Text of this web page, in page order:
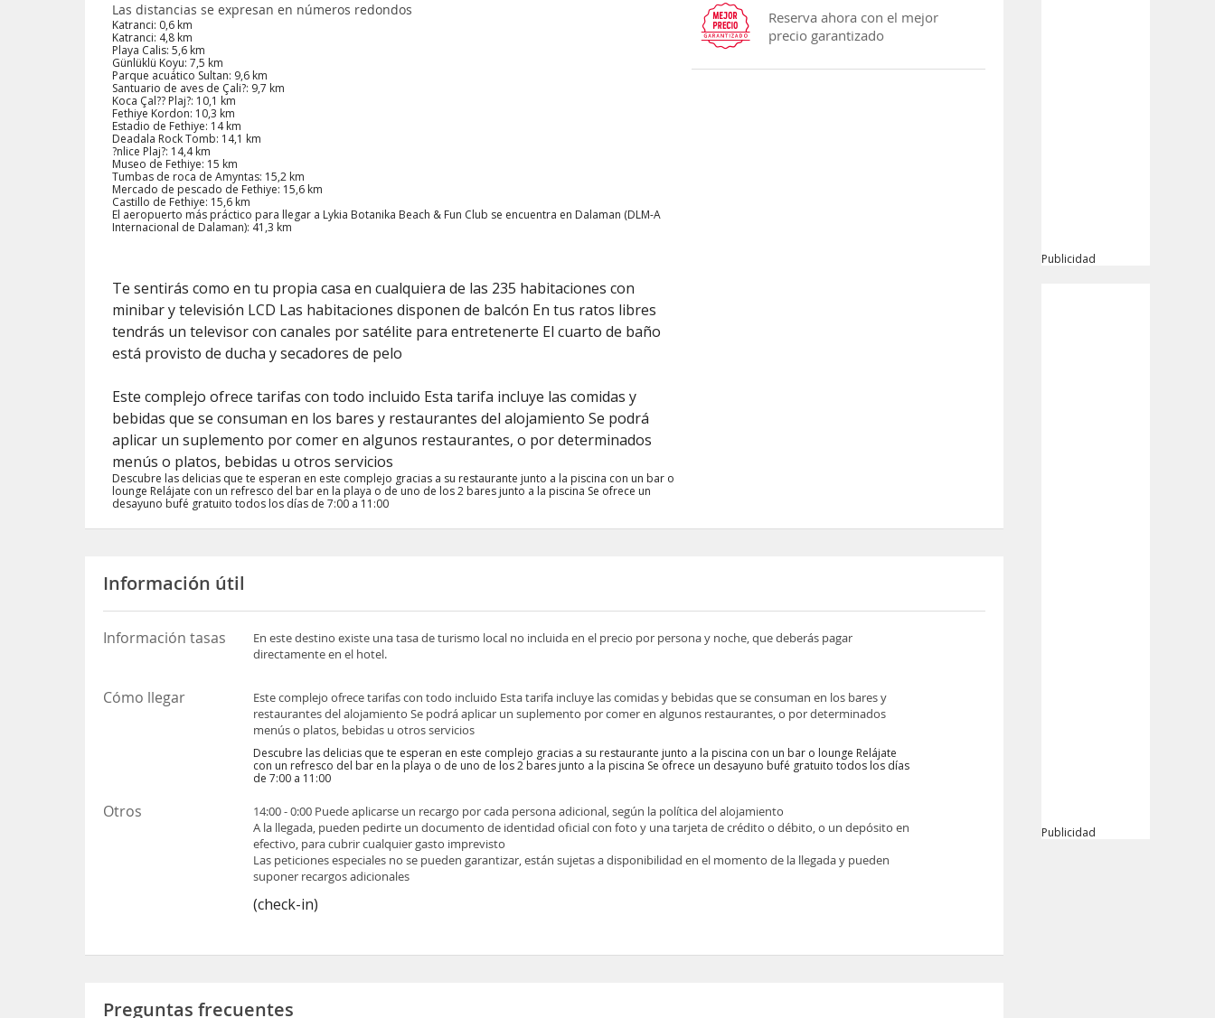
Las distancias se expresan en números redondos
Katranci: 0,6 km
Katranci: 4,8 km
Playa Calis: 5,6 km
Günlüklü Koyu: 7,5 km
Parque acuático Sultan: 9,6 km
Santuario de aves de Çali?: 9,7 km
Koca Çal?? Plaj?: 10,1 km
Fethiye Kordon: 10,3 km
Estadio de Fethiye: 14 km
Deadala Rock Tomb: 14,1 km
?nlice Plaj?: 14,4 km
Museo de Fethiye: 15 km
Tumbas de roca de Amyntas: 15,2 km
Mercado de pescado de Fethiye: 15,6 km
Castillo de Fethiye: 15,6 km
El aeropuerto más práctico para llegar a Lykia Botanika Beach & Fun Club se encuentra en Dalaman (DLM-A
Internacional de Dalaman): 41,3 km
Te sentirás como en tu propia casa en cualquiera de las 235 habitaciones con
minibar y televisión LCD Las habitaciones disponen de balcón En tus ratos libres
tendrás un televisor con canales por satélite para entretenerte El cuarto de baño
está provisto de ducha y secadores de pelo
Este complejo ofrece tarifas con todo incluido Esta tarifa incluye las comidas y
bebidas que se consuman en los bares y restaurantes del alojamiento Se podrá
aplicar un suplemento por comer en algunos restaurantes, o por determinados
menús o platos, bebidas u otros servicios
Descubre las delicias que te esperan en este complejo gracias a su restaurante junto a la piscina con un bar o
lounge Relájate con un refresco del bar en la playa o de uno de los 2 bares junto a la piscina Se ofrece un
desayuno bufé gratuito todos los días de 7:00 a 11:00
Reserva ahora con el mejor
precio garantizado
Información útil
Información tasas
En este destino existe una tasa de turismo local no incluida en el precio por persona y noche, que deberás pagar
directamente en el hotel.
Cómo llegar
Este complejo ofrece tarifas con todo incluido Esta tarifa incluye las comidas y bebidas que se consuman en los bares y
restaurantes del alojamiento Se podrá aplicar un suplemento por comer en algunos restaurantes, o por determinados
menús o platos, bebidas u otros servicios
Descubre las delicias que te esperan en este complejo gracias a su restaurante junto a la piscina con un bar o lounge Relájate
con un refresco del bar en la playa o de uno de los 2 bares junto a la piscina Se ofrece un desayuno bufé gratuito todos los días
de 7:00 a 11:00
Otros
14:00 - 0:00 Puede aplicarse un recargo por cada persona adicional, según la política del alojamiento
A la llegada, pueden pedirte un documento de identidad oficial con foto y una tarjeta de crédito o débito, o un depósito en
efectivo, para cubrir cualquier gasto imprevisto
Las peticiones especiales no se pueden garantizar, están sujetas a disponibilidad en el momento de la llegada y pueden
suponer recargos adicionales
(check-in)
Preguntas frecuentes
Publicidad
Publicidad